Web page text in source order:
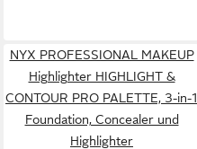
NYX PROFESSIONAL MAKEUP
Highlighter HIGHLIGHT &
CONTOUR PRO PALETTE, 3-in-1
Foundation, Concealer und
Highlighter